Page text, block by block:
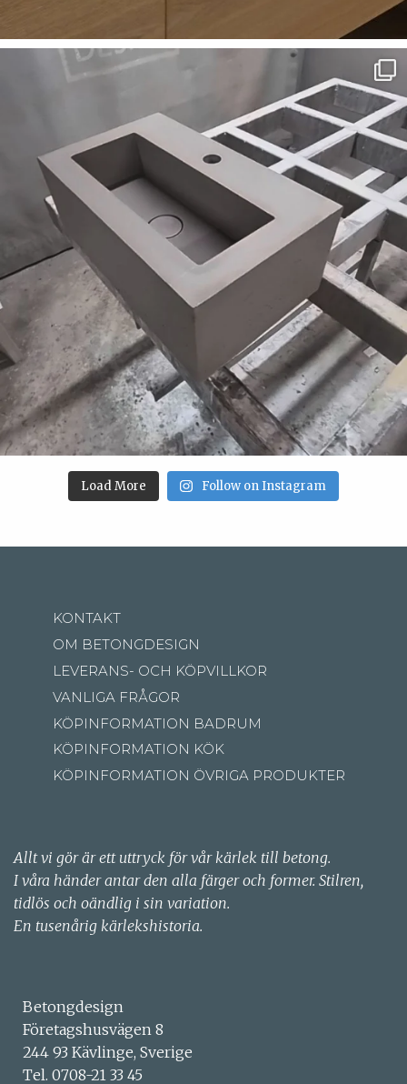
Load More Follow on Instagram
KONTAKT
OM BETONGDESIGN
LEVERANS- OCH KÖPVILLKOR
VANLIGA FRÅGOR
KÖPINFORMATION BADRUM
KÖPINFORMATION KÖK
KÖPINFORMATION ÖVRIGA PRODUKTER
Allt vi gör är ett uttryck för vår kärlek till betong.
I våra händer antar den alla färger och former. Stilren,
tidlös och oändlig i sin variation.
En tusenårig kärlekshistoria.
Betongdesign
Företagshusvägen 8
244 93 Kävlinge, Sverige
Tel. 0708-21 33 45